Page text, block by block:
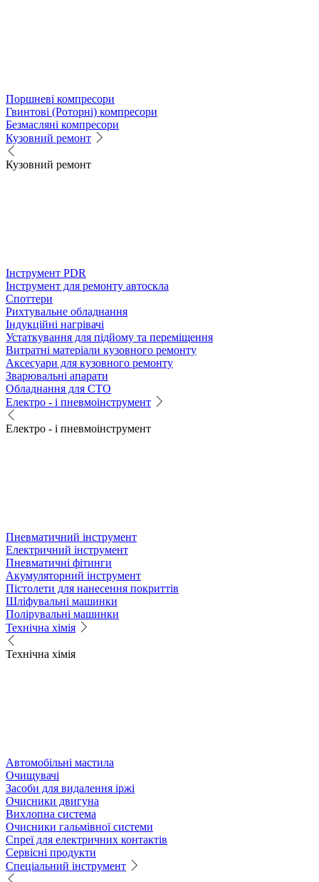
Поршневі компресори
Гвинтові (Роторні) компресори
Безмасляні компресори
Кузовний ремонт
Кузовний ремонт
Інструмент PDR
Інструмент для ремонту автоскла
Споттери
Рихтувальне обладнання
Індукційні нагрівачі
Устаткування для підйому та переміщення
Витратні матеріали кузовного ремонту
Аксесуари для кузовного ремонту
Зварювальні апарати
Обладнання для СТО
Електро - і пневмоінструмент
Електро - і пневмоінструмент
Пневматичний інструмент
Електричний інструмент
Пневматичні фітинги
Акумуляторний інструмент
Пістолети для нанесення покриттів
Шліфувальні машинки
Полірувальні машинки
Технічна хімія
Технічна хімія
Автомобільні мастила
Очищувачі
Засоби для видалення іржі
Очисники двигуна
Вихлопна система
Очисники гальмівної системи
Спреї для електричних контактів
Сервісні продукти
Спеціальний інструмент